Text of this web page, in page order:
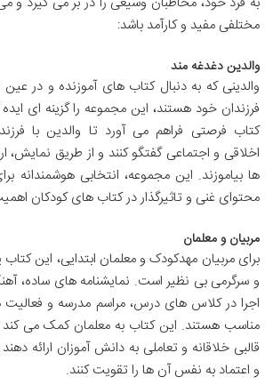
مختلفی مفید و کارآمد باشد:
والدین دغدغه مند
والدینی که به دنبال کتاب های آموزنده و در عین
فرزندان خود هستند، این مجموعه را گزینه ای
کتاب فرصتی فراهم می آورد تا والدین با
اخلاقی و اجتماعی گفتگو کنند و از طریق نمایش،
ها بیاموزند. این مجموعه، انتخابی هوشمندانه
محتوای غنی و تاثیرگذار در کتاب های کودکان
مربیان و معلمان
برای مربیان مهدکودک و معلمان ابتدایی، این
و سرگرمی بی نظیر است. نمایشنامه های ساده،
اجرا در کلاس های درس، مراسم مدرسه و فعالیت
مناسب هستند. این کتاب به معلمان کمک می کند
قالبی خلاقانه و تعاملی به دانش آموزان ارائه
و اعتماد به نفس آن ها را تقویت کنند.